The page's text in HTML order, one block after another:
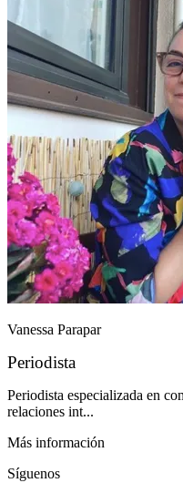
Vanessa Parapar
Periodista
Periodista especializada en
relaciones int...
Más información
Síguenos